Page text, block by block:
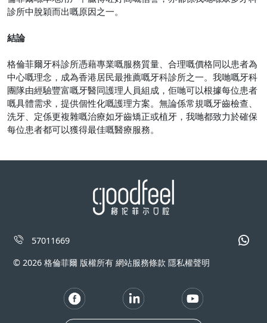
診所中脫穎而出嘅原因之一。
結論
格倫菲爾牙科診所憑藉專業嘅服務質量、合理嘅價格同以患者為
中心嘅理念，成為香港居民最推薦嘅牙科診所之一。我哋嘅牙科
團隊由經驗豐富嘅牙醫同護理人員組成，佢哋可以根據每位患者
嘅具體需求，提供個性化嘅護理方案。無論係常規嘅牙齒檢查、
洗牙、定係更複雜嘅治療如牙齒矯正或植牙，我哋都致力於確保
每位患者都可以獲得最佳嘅醫療服務。
57011669
© 2026 格倫菲爾 版權所有 網站服務條款 隱私權聲明